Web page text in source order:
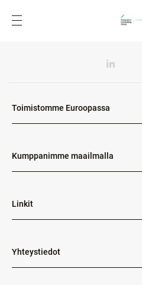
Toimistomme Euroopassa
Kumppanimme maailmalla
Linkit
Yhteystiedot